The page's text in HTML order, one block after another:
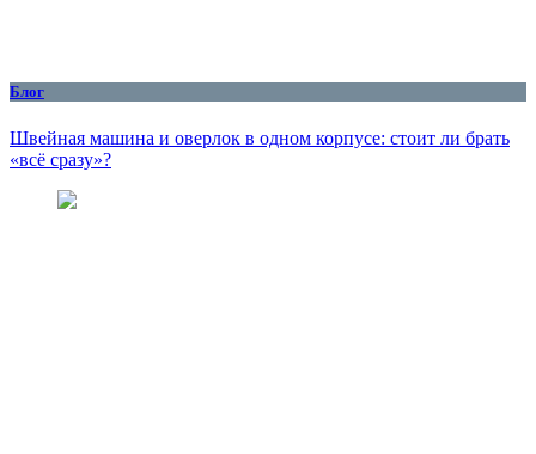
Блог
Швейная машина и оверлок в одном корпусе: стоит ли брать
«всё сразу»?